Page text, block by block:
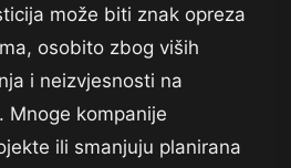
može biti znak opreza
osobito zbog viših
i neizvjesnosti na
Mnoge kompanije
ili smanjuju planirana